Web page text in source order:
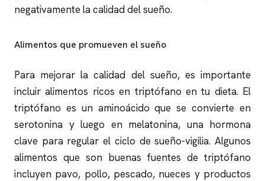
negativamente la calidad del sueño.
Alimentos que promueven el sueño
Para mejorar la calidad del sueño, es importante
incluir alimentos ricos en triptófano en tu dieta. El
triptófano es un aminoácido que se convierte en
serotonina y luego en melatonina, una hormona
clave para regular el ciclo de sueño-vigilia. Algunos
alimentos que son buenas fuentes de triptófano
incluyen pavo, pollo, pescado, nueces y productos